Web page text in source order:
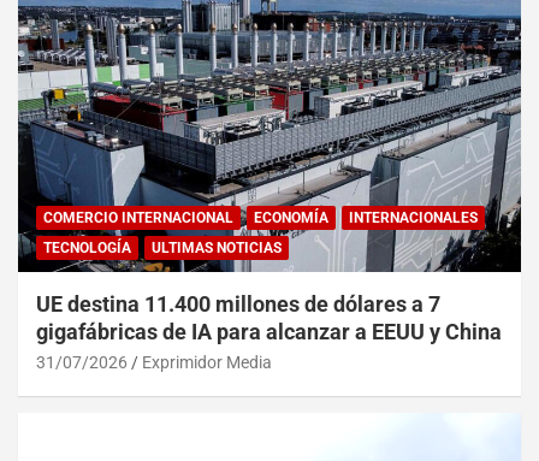
COMERCIO INTERNACIONAL ECONOMÍA
INTERNACIONALES
TECNOLOGÍA
ULTIMAS NOTICIAS
UE destina 11.400 millones de dólares a 7
gigafábricas de IA para alcanzar a EEUU y China
31/07/2026 Exprimidor Media